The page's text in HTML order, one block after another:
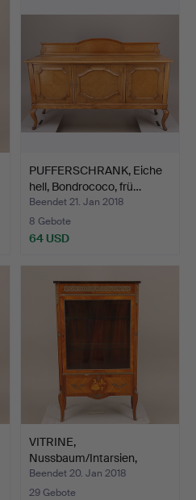
PUFFERSCHRANK, Eiche
hell, Bondrococo, frü…
Beendet 21. Jan 2018
8 Gebote
64 USD
VITRINE,
Nussbaum/Intarsien,
Schublade + T…
Beendet 20. Jan 2018
29 Gebote